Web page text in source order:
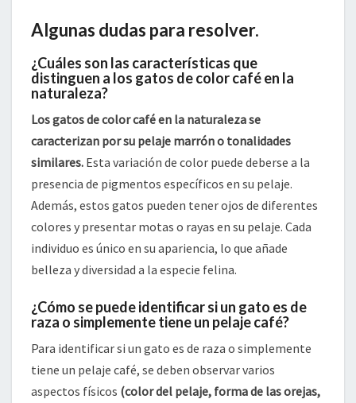
Algunas dudas para resolver.
¿Cuáles son las características que
distinguen a los gatos de color café en la
naturaleza?
Los gatos de color café en la naturaleza se
caracterizan por su pelaje marrón o tonalidades
similares. Esta variación de color puede deberse a la
presencia de pigmentos específicos en su pelaje.
Además, estos gatos pueden tener ojos de diferentes
colores y presentar motas o rayas en su pelaje. Cada
individuo es único en su apariencia, lo que añade
belleza y diversidad a la especie felina.
¿Cómo se puede identificar si un gato es de
raza o simplemente tiene un pelaje café?
Para identificar si un gato es de raza o simplemente
tiene un pelaje café, se deben observar varios
aspectos físicos (color del pelaje, forma de las orejas,